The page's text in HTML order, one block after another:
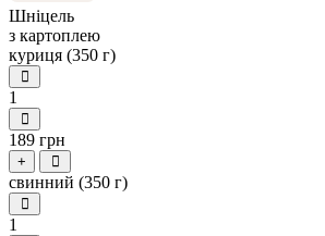
Шніцель
з картоплею
куриця (350 г)
1
189 грн
+
свинний (350 г)
1